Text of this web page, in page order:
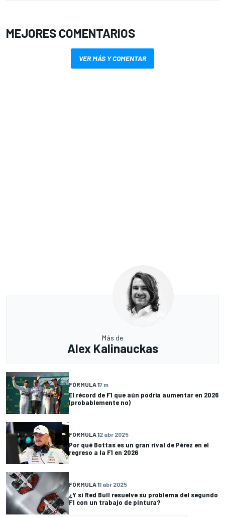
MEJORES COMENTARIOS
VER MÁS Y COMENTAR
Más de
Alex Kalinauckas
FÓRMULA 17 m
El récord de F1 que aún podría aumentar en 2026
(probablemente no)
FÓRMULA 12 abr 2025
Por qué Bottas es un gran rival de Pérez en el
regreso a la F1 en 2026
FÓRMULA 11 abr 2025
¿Y si Red Bull resuelve su problema del segundo
F1 con un trabajo de pintura?